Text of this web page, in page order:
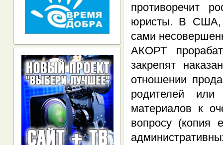
противоречит
юристы. В США,
сами
АКОРТ
закрепят
отношении
родителей или
материалов к
вопросу